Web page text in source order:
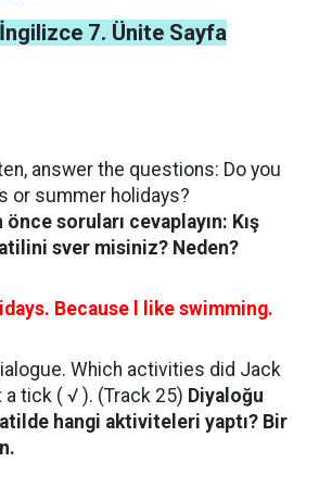
7. Ünite Sayfa
answer the questions: Do you
or summer holidays?
önce soruları cevaplayın: Kış
sver misiniz? Neden?
Because l like swimming.
Which activities did Jack
a tick ( √ ). (Track 25) Diyaloğu
hangi aktiviteleri yaptı? Bir